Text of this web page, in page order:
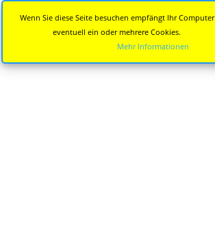
Wenn Sie diese Seite besuchen empfängt Ihr Computer
eventuell ein oder mehrere Cookies.
Mehr Informationen